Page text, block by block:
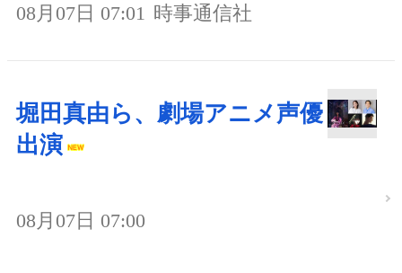
08月07日 07:01 時事通信社
堀田真由ら、劇場アニメ声優
出演
08月07日 07:00